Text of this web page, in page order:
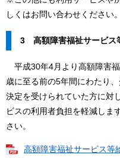
しくはお問い合わせください。
3 高額障害福祉サービス
平成30年4月より高額障害
歳に至る前の5年間にわたり
決定を受けられていた方に対
ビスの利用者負担を軽減しま
さい。
高額障害福祉サービス等